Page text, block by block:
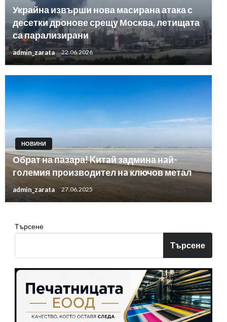
Украйна извърши нова масирана атака с
десетки дронове срещу Москва, летищата
са парализирани
admin_zarata 22.06.2026
НОВИНИ
Обрат на пазара! Kитaй задмина нaй-
гoлeмия пpoизвoдитeл нa ключов метал
admin_zarata 27.06.2025
Търсене
Търсене